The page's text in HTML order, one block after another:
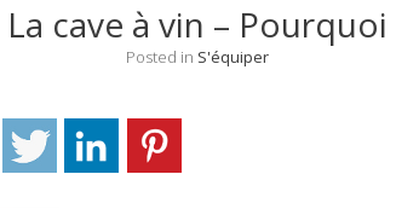
La cave à vin – Pourquoi
Posted in S'équiper